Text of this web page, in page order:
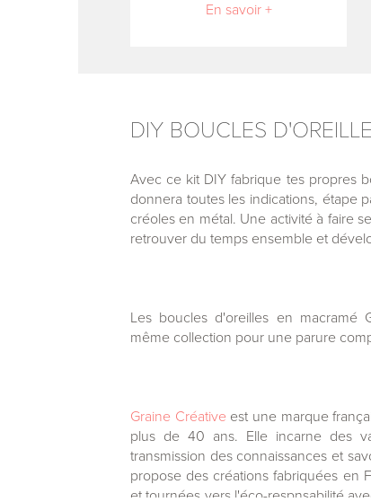
En savoir +
DIY BOUCLES
Avec ce kit DIY fabrique tes propres
donnera toutes les indications, étape
créoles en métal. Une activité à faire
retrouver du temps ensemble et
Les boucles d'oreilles en macramé
même collection pour une parure
Graine Créativeest une marque
plus de 40 ans. Elle incarne des
transmission des connaissances et
propose des créations fabriquées en
et tournées vers l'éco-respnsabilité